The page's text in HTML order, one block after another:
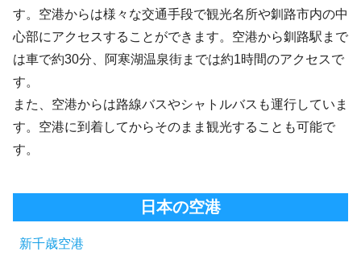
す。空港からは様々な交通手段で観光名所や釧路市内の中
心部にアクセスすることができます。空港から釧路駅まで
は車で約30分、阿寒湖温泉街までは約1時間のアクセスで
す。
また、空港からは路線バスやシャトルバスも運行していま
す。空港に到着してからそのまま観光することも可能で
す。
日本の空港
新千歳空港